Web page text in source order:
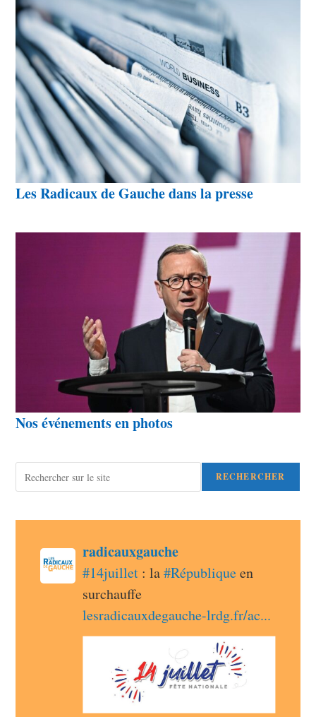
Les Radicaux de Gauche dans la presse
Nos événements en photos
RECHERCHER
radicauxgauche avatar
radicauxgauchepost
#14juillet : la #République en
surchauffe
lesradicauxdegauche-lrdg.fr/ac